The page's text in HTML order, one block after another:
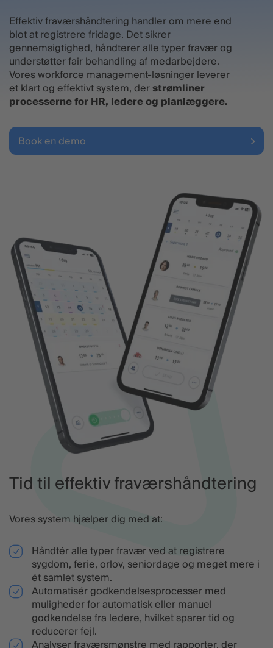
Effektiv fraværshåndtering handler om mere end
blot at registrere fridage. Det sikrer
gennemsigtighed, håndterer alle typer fravær og
understøtter fair behandling af medarbejdere.
Vores workforce management-løsninger leverer
et klart og effektivt system, derstrømliner
processerne for HR, ledere og planlæggere.
Book en demo
Tid til effektiv fraværshåndtering
Vores system hjælper dig med at:
Håndtér alle typer fravær ved at registrere
sygdom, ferie, orlov, seniordage og meget mere i
ét samlet system.
Automatisér godkendelsesprocesser med
muligheder for automatisk eller manuel
godkendelse fra ledere, hvilket sparer tid og
reducerer fejl.